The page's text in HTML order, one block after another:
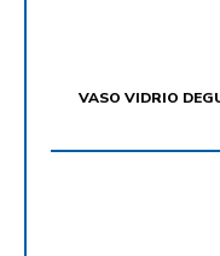
VASO VIDRIO